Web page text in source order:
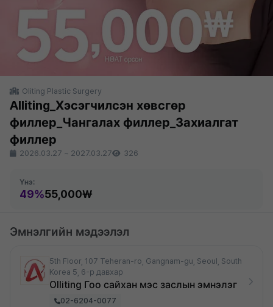
Oliting Plastic Surgery
Alliting_Хэсэгчилсэн хөвсгөр
филлер_Чангалах филлер_Захиалгат
филлер
2026.03.27 ~ 2027.03.27 326
Үнэ:
49%55,000₩
Эмнэлгийн мэдээлэл
5th Floor, 107 Teheran-ro, Gangnam-gu, Seoul, South
Korea 5, 6-р давхар
Olliting Гоо сайхан мэс заслын эмнэлэг
02-6204-0077